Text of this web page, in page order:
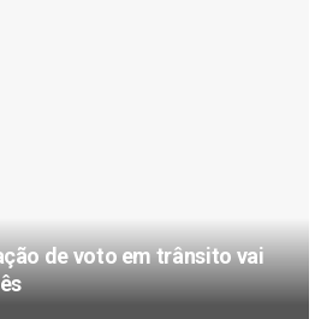
de voto em trânsito vai